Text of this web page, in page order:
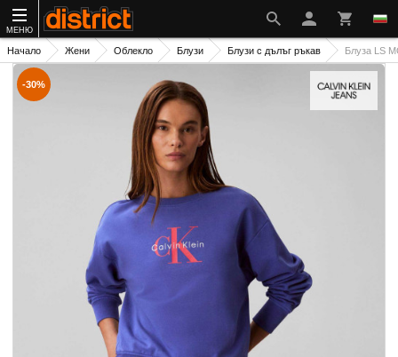
МЕНЮ
Начало Жени Облекло Блузи Блузи с дълъг ръкав Блуза LS
-30%